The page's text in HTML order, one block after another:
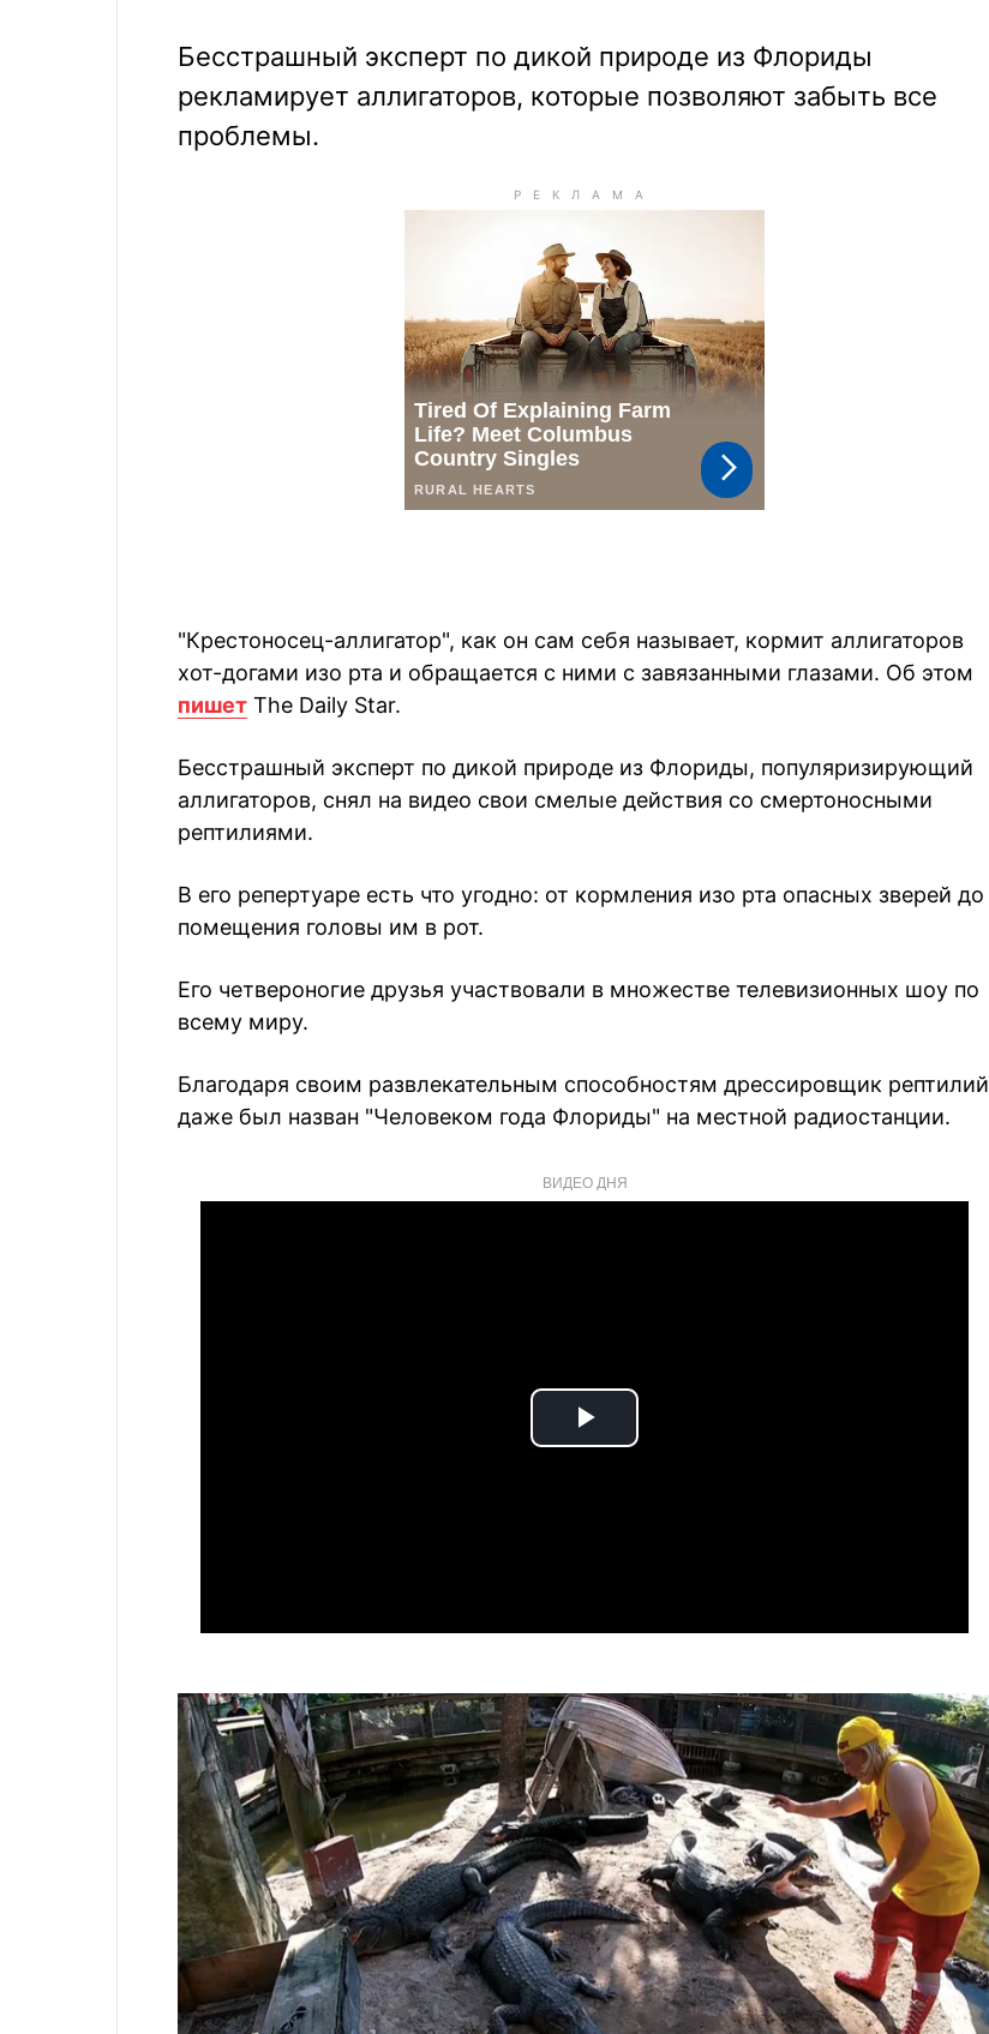
Бесстрашный эксперт по дикой природе из Флориды
рекламирует аллигаторов, которые позволяют забыть все
проблемы.
"Крестоносец-аллигатор", как он сам себя называет, кормит аллигаторов
хот-догами изо рта и обращается с ними с завязанными глазами. Об этом
пишет The Daily Star.
Бесстрашный эксперт по дикой природе из Флориды, популяризирующий
аллигаторов, снял на видео свои смелые действия со смертоносными
рептилиями.
В его репертуаре есть что угодно: от кормления изо рта опасных зверей до
помещения головы им в рот.
Его четвероногие друзья участвовали в множестве телевизионных шоу по
всему миру.
Благодаря своим развлекательным способностям дрессировщик рептилий
даже был назван "Человеком года Флориды" на местной радиостанции.
ВИДЕО ДНЯ
Play